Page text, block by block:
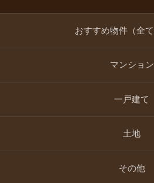
おすすめ物件（全て
マンション
一戸建て
土地
その他